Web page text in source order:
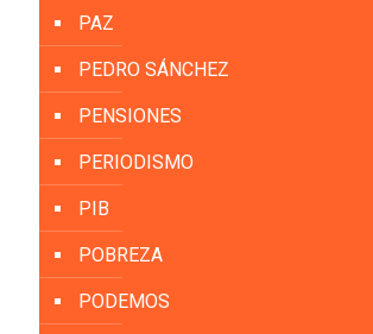
PAZ
PEDRO SÁNCHEZ
PENSIONES
PERIODISMO
PIB
POBREZA
PODEMOS